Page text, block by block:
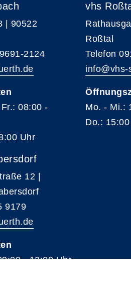
| 90522
2124
08:00 -
Uhr
12 |
9179
- 12:00 Uhr
vhs
Roßtal
Telefon
Mo. - Mi.:
Do.: